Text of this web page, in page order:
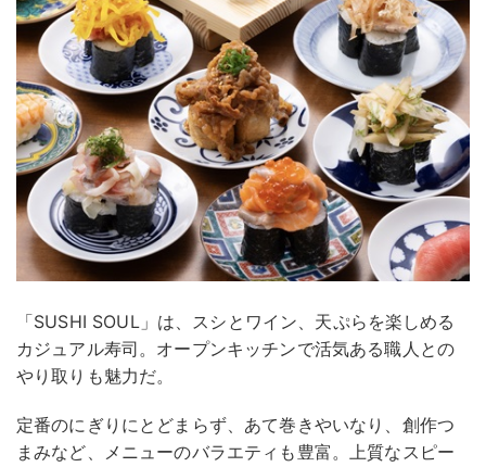
「SUSHI SOUL」は、スシとワイン、天ぷらを楽しめる
カジュアル寿司。オープンキッチンで活気ある職人との
やり取りも魅力だ。
定番のにぎりにとどまらず、あて巻きやいなり、創作つ
まみなど、メニューのバラエティも豊富。上質なスピー